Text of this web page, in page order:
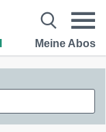
Meine Abos